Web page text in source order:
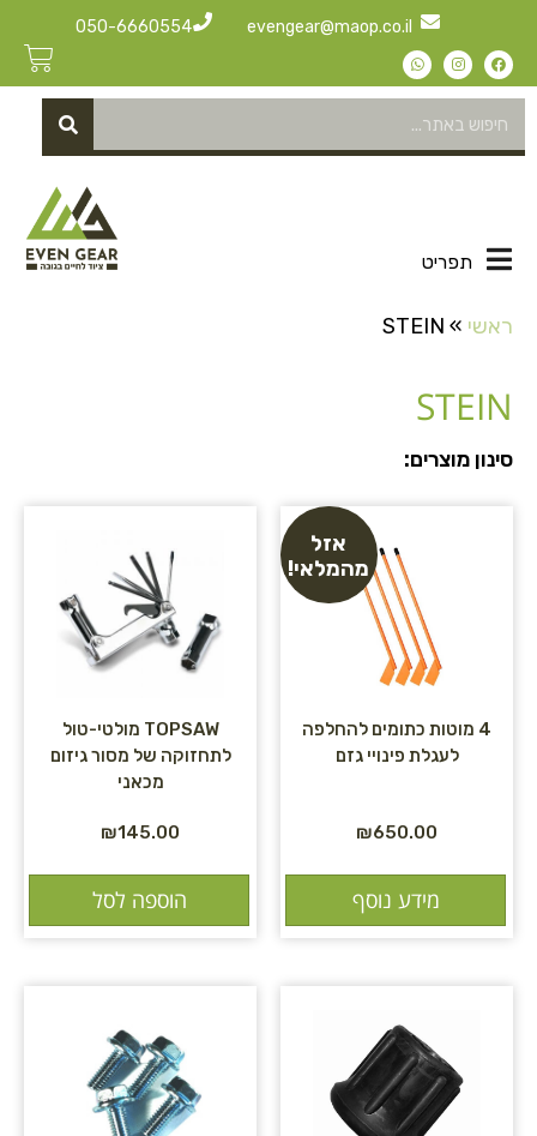
evengear@maop.co.il
050-6660554
תפריט
ראשי »
STEIN
STEIN
סינון מוצרים:
אזל
מהמלאי!
4 מוטות כתומים להחלפה
לעגלת פינויי גזם
₪650.00
מידע נוסף
TOPSAW מולטי-טול
לתחזוקה של מסור גיזום
מכאני
₪145.00
הוספה לסל